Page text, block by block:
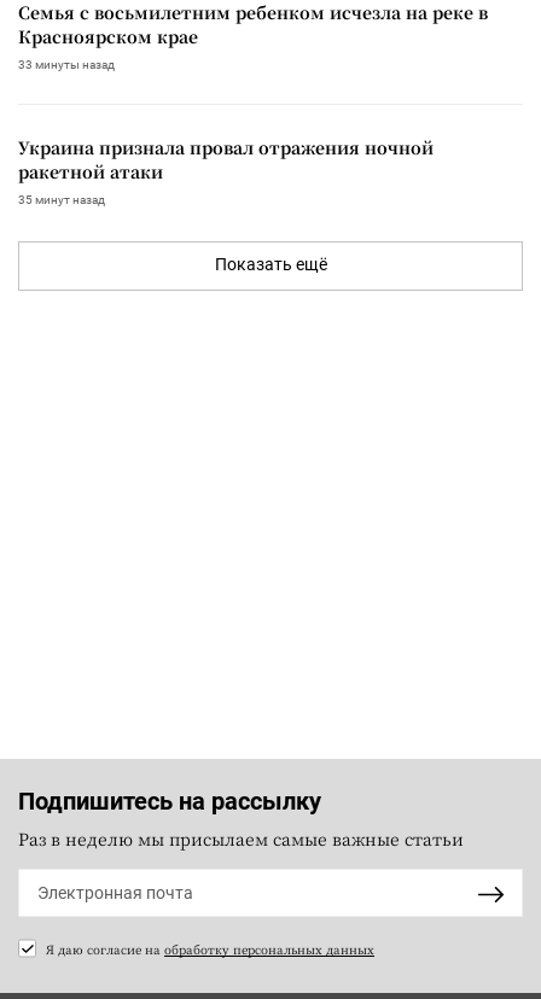
Семья с восьмилетним ребенком исчезла на реке в
Красноярском крае
33 минуты назад
Украина признала провал отражения ночной
ракетной атаки
35 минут назад
Показать ещё
Подпишитесь на рассылку
Раз в неделю мы присылаем самые важные статьи
Я даю согласие на обработку персональных данных